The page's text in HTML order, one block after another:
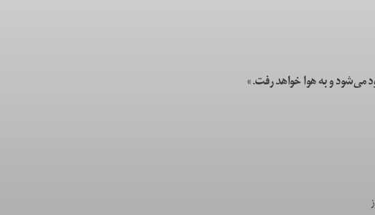
و به هوا خواهد رفت.»